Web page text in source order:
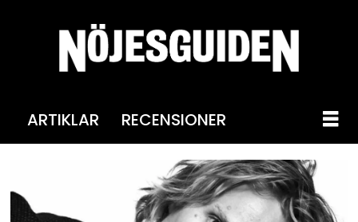
ARTIKLAR RECENSIONER